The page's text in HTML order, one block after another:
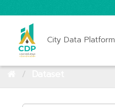
City Data Platform